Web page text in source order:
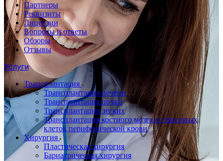
Партнеры
Реквизиты
Лицензии
Вопросы и ответы
Обзоры
Отзывы
Услуги
Трансплантация
Трансплантация печени
Трансплантация почки
Трансплантация легких
Трансплантация костного мозга и стволовых
клеток периферической крови
Хирургия
Пластическая хирургия
Бариатрическая хирургия